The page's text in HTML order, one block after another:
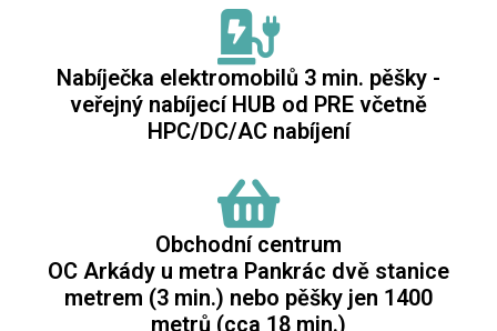
Nabíječka elektromobilů 3 min. pěšky -
veřejný nabíjecí HUB od PRE včetně
HPC/DC/AC nabíjení
Obchodní centrum
OC Arkády u metra Pankrác dvě stanice
metrem (3 min.) nebo pěšky jen 1400
metrů (cca 18 min.)